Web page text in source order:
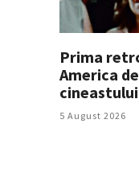
Prima
America
5 August 2026